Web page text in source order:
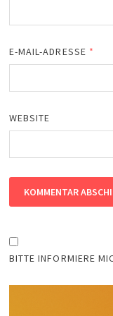
E-MAIL-ADRESSE *
WEBSITE
BITTE INFORMIERE